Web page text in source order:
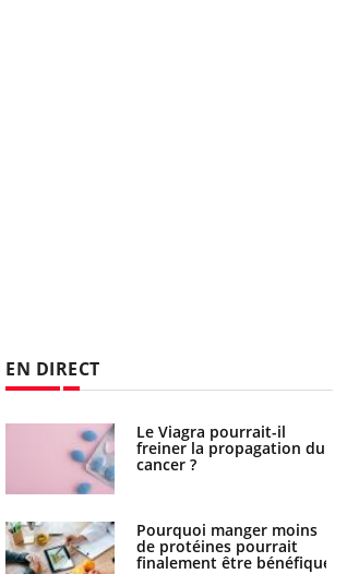
EN DIRECT
Le Viagra pourrait-il
freiner la propagation du
cancer ?
Pourquoi manger moins
de protéines pourrait
finalement être bénéfique
Le smartphone nuit-il à
l'apprentissage de la
lecture ?
Mordue par une tique en
vacances, elle reste dans
le coma pendant 42 jours